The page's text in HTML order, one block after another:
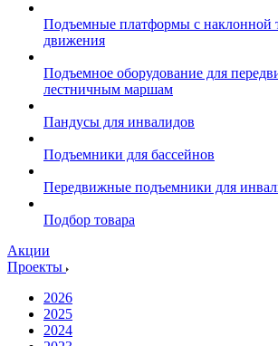
Подъемные платформы с наклонной
движения
Подъемное оборудование для
лестничным маршам
Пандусы для инвалидов
Подъемники для бассейнов
Передвижные подъемники для
Подбор товара
Акции
Проекты
2026
2025
2024